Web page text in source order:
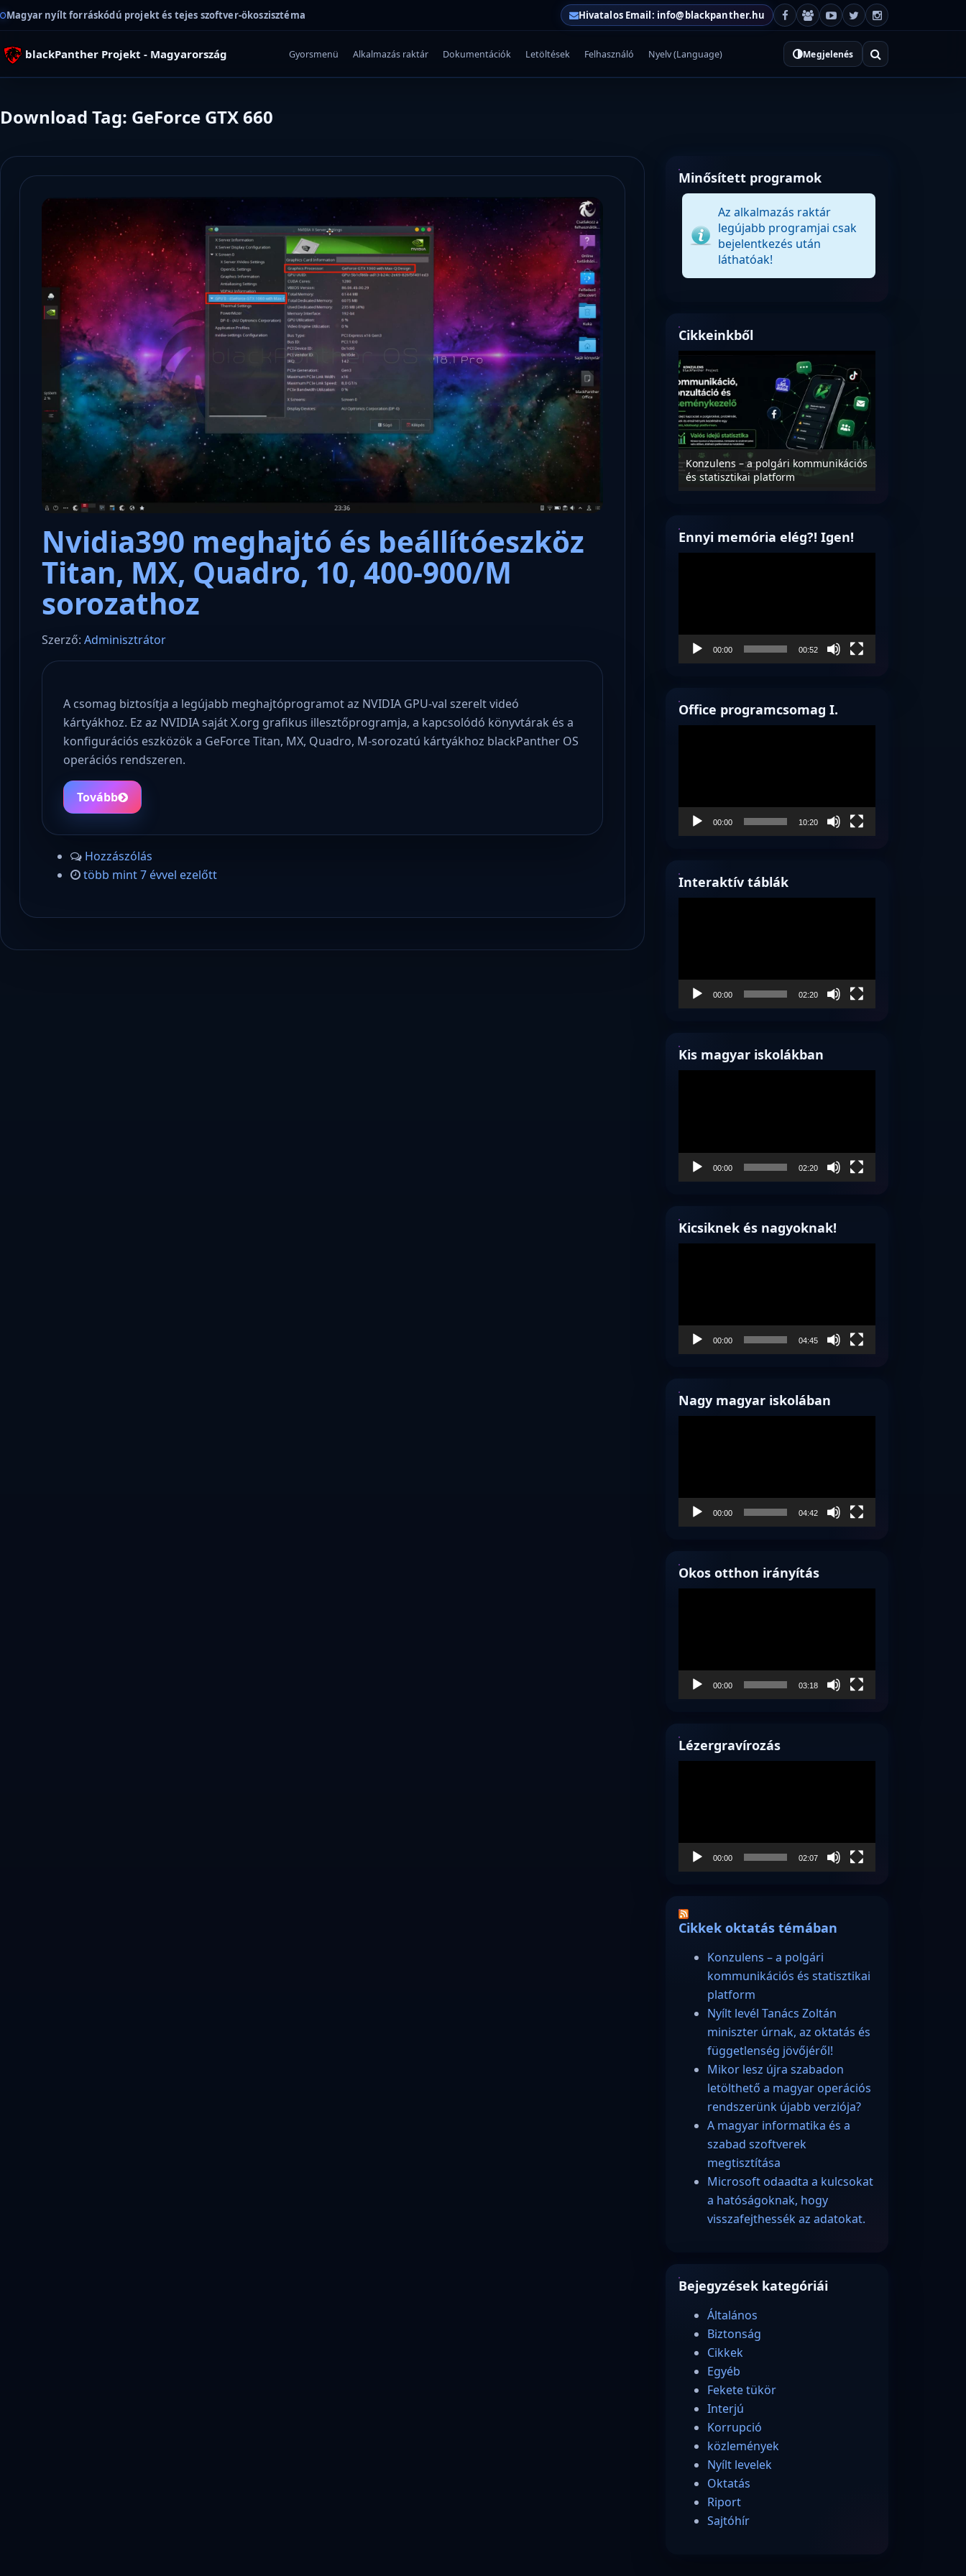
Magyar nyílt forráskódú projekt és tejes szoftver-ökoszisztéma Hivatalos Email: info@blackpanther.hu
blackPanther Projekt - Magyarország Gyorsmenü Alkalmazás raktár Dokumentációk Letöltések Felhasználó Nyelv (Language) Megjelenés
Download Tag: GeForce GTX 660
Nvidia390 meghajtó és beállítóeszköz
Titan, MX, Quadro, 10, 400-900/M
sorozathoz
Szerző: Adminisztrátor
A csomag biztosítja a legújabb meghajtóprogramot az NVIDIA GPU-val szerelt videó
kártyákhoz. Ez az NVIDIA saját X.org grafikus illesztőprogramja, a kapcsolódó könyvtárak és a
konfigurációs eszközök a GeForce Titan, MX, Quadro, M-sorozatú kártyákhoz blackPanther OS
operációs rendszeren.
Tovább
Hozzászólás
több mint 7 évvel ezelőtt
Minősített programok
Az alkalmazás raktár
legújabb programjai csak
bejelentkezés után
láthatóak!
Cikkeinkből
Microsoft odaadta a kulcsokat a
hatóságoknak, hogy visszafejthessék
az adatokat.
Konzulens – a polgári kommunikációs
és statisztikai platform
Ennyi memória elég?! Igen!
00:00 00:52
Office programcsomag I.
00:00 10:20
Interaktív táblák
00:00 02:20
Kis magyar iskolákban
00:00 02:20
Kicsiknek és nagyoknak!
00:00 04:45
Nagy magyar iskolában
00:00 04:42
Okos otthon irányítás
00:00 03:18
Lézergravírozás
00:00 02:07
Cikkek oktatás témában
Konzulens – a polgári
kommunikációs és statisztikai
platform
Nyílt levél Tanács Zoltán
miniszter úrnak, az oktatás és
függetlenség jövőjéről!
Mikor lesz újra szabadon
letölthető a magyar operációs
rendszerünk újabb verziója?
A magyar informatika és a
szabad szoftverek
megtisztítása
Microsoft odaadta a kulcsokat
a hatóságoknak, hogy
visszafejthessék az adatokat.
Bejegyzések kategóriái
Általános
Biztonság
Cikkek
Egyéb
Fekete tükör
Interjú
Korrupció
közlemények
Nyílt levelek
Oktatás
Riport
Sajtóhír